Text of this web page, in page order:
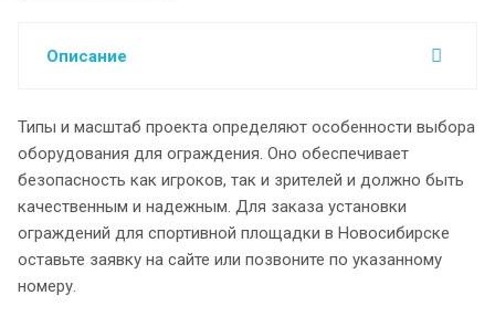
Описание
Типы и масштаб проекта определяют особенности выбора
оборудования для ограждения. Оно обеспечивает
безопасность как игроков, так и зрителей и должно быть
качественным и надежным. Для заказа установки
ограждений для спортивной площадки в Новосибирске
оставьте заявку на сайте или позвоните по указанному
номеру.